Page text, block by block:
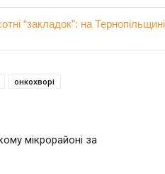
“закладок”: на
онкохворі
мікрорайоні за